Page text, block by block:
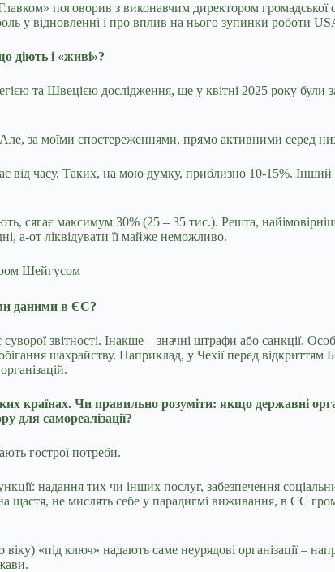
поговорив з виконавчим директором громадської
у відновленні і про вплив на нього зупинки роботи
діють і «живі»?
та Швецією дослідження, ще у квітні 2025 року були
за моїми спостереженнями, прямо активними серед
від часу. Таких, на мою думку, приблизно 10-15%.
сягає максимум 30% (25 – 35 тис.). Решта,
а-от ліквідувати її майже неможливо.
Шейгусом
даними в ЄС?
звітності. Інакше – значні штрафи або санкції.
шахрайству. Наприклад, у Чехії перед
країнах. Чи правильно розуміти: якщо державні
для самореалізації?
гострої потреби.
надання тих чи інших послуг, забезпечення
щастя, не мислять себе у парадигмі виживання, в ЄС
«під ключ» надають саме неурядові організації –